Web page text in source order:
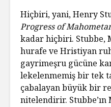
Hiçbiri, yani, Henry
Progress of
kadar hiçbiri. Stubbe,
hurafe ve Hristiyan
gayrimeşru gücüne
lekelenmemiş bir tek
çabalayan büyük bir
nitelendirir.